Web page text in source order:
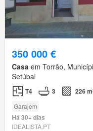
350 000 €
Casa em Torrão,
Setúbal
T4 3 226
Garajem
Há 30+ dias
IDEALISTA.PT